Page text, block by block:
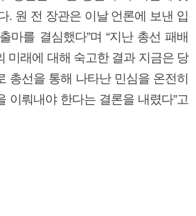
. 원 전 장관은 이날 언론에 보낸 입
마를 결심했다”며 “지난 총선 패배
미래에 대해 숙고한 결과 지금은 당
총선을 통해 나타난 민심을 온전히
이뤄내야 한다는 결론을 내렸다”고